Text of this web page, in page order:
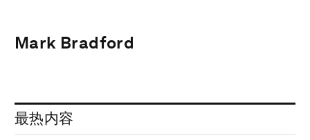
Mark Bradford
最热内容